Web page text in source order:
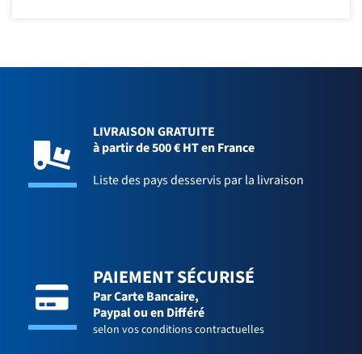
LIVRAISON GRATUITE
à partir de 500 € HT en France
Liste des pays desservis par la livraison
PAIEMENT SÉCURISÉ
Par Carte Bancaire,
Paypal ou en Différé
selon vos conditions contractuelles